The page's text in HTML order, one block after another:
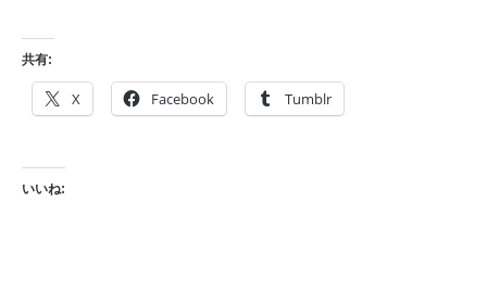
共有:
X Facebook Tumblr
いいね: